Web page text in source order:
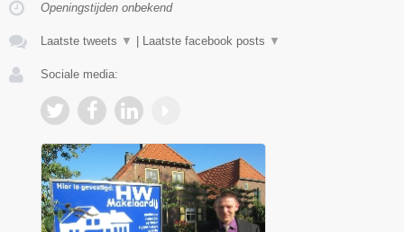
Openingstijden onbekend
Laatste tweets ▼ Laatste facebook posts ▼
Sociale media: